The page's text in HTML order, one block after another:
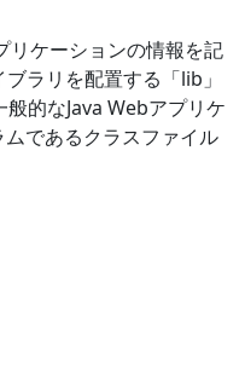
リケーションの情報を記
ラリを配置する「lib」
的なJava Webアプリケ
であるクラスファイル